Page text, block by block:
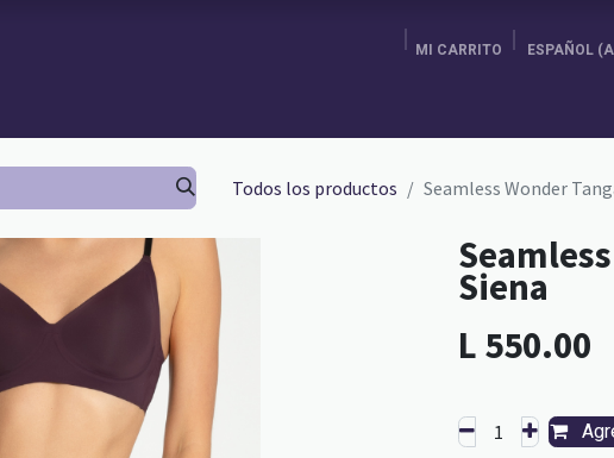
MI CARRITO ESPAÑOL
Todos los productos Seamless Wonder
Siena
L 550.00